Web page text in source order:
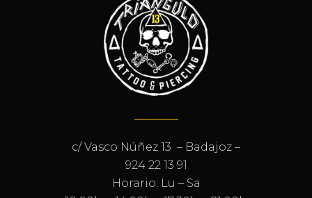
c/ Vasco Núñez 13 – Badajoz –
924 22 13 91
Horario: Lu – Sa